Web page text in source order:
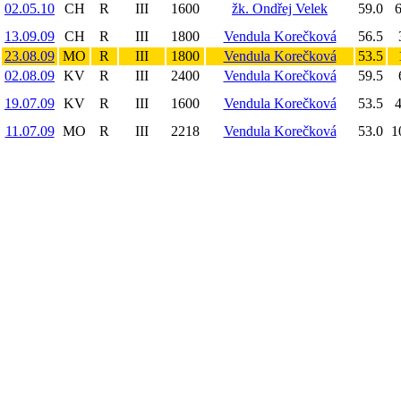
02.05.10 CH R III 1600 žk. Ondřej Velek 59.0
13.09.09
CH R III 1800 Vendula Korečková 56.5
23.08.09 MO R III 1800 Vendula Korečková 53.5
02.08.09 KV R III 2400 Vendula Korečková 59.5
19.07.09 KV R III 1600 Vendula Korečková 53.5
11.07.09 MO R III 2218 Vendula Korečková 53.0